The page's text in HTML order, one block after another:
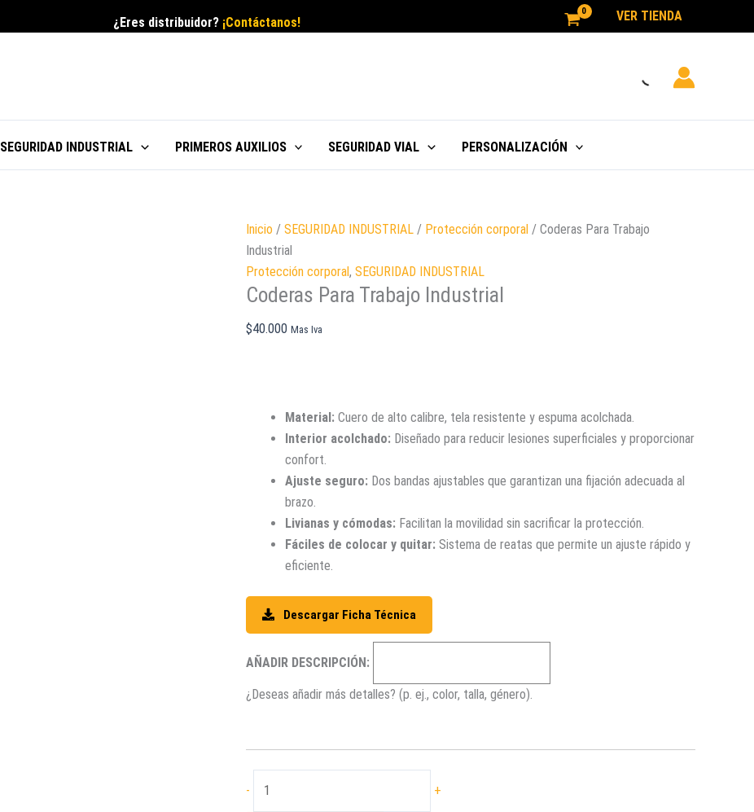
¿Eres distribuidor? ¡Contáctanos! VER TIENDA
SEGURIDAD INDUSTRIAL PRIMEROS AUXILIOS SEGURIDAD VIAL PERSONALIZACIÓN
Inicio / SEGURIDAD INDUSTRIAL / Protección corporal / Coderas Para Trabajo
Industrial
Protección corporal, SEGURIDAD INDUSTRIAL
Coderas Para Trabajo Industrial
$40.000 Mas Iva
Material: Cuero de alto calibre, tela resistente y espuma acolchada.
Interior acolchado: Diseñado para reducir lesiones superficiales y proporcionar
confort.
Ajuste seguro: Dos bandas ajustables que garantizan una fijación adecuada al
brazo.
Livianas y cómodas: Facilitan la movilidad sin sacrificar la protección.
Fáciles de colocar y quitar: Sistema de reatas que permite un ajuste rápido y
eficiente.
Descargar Ficha Técnica
AÑADIR DESCRIPCIÓN:
¿Deseas añadir más detalles? (p. ej., color, talla, género).
-
Para
+